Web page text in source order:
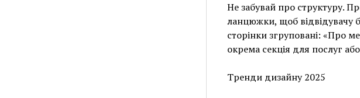
Не забувай про структуру.
ланцюжки, щоб відвідувачу
сторінки згруповані: «Про
окрема секція для послуг або
Тренди дизайну 2025